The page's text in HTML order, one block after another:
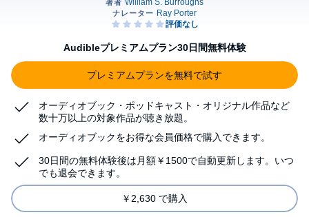
Audibleプレミアムプラン30日間無料体験
プレミアムプランを無料で試す
オーディオブック・ポッドキャスト・オリジナル作品など
数十万以上の対象作品が聴き放題。
オーディオブックをお得な会員価格で購入できます。
30日間の無料体験後は月額￥1500で自動更新します。いつ
でも退会できます。
￥2,630 で購入